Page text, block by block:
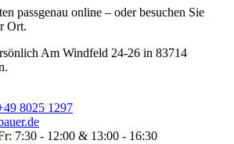
passgenau online – oder besuchen Sie
Ort.
Am Windfeld 24-26 in 83714
8025 1297
7:30 - 12:00 & 13:00 - 16:30